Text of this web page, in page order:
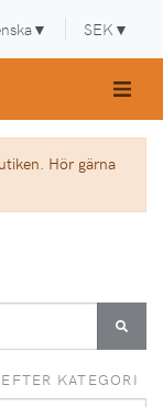
▼ SEK ▼
Hör gärna
KATEGORI